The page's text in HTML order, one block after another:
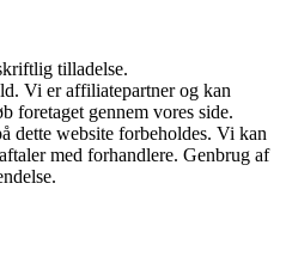
tilladelse.
Vi er affiliatepartner og kan
foretaget gennem vores side.
dette website forbeholdes. Vi kan
med forhandlere. Genbrug af